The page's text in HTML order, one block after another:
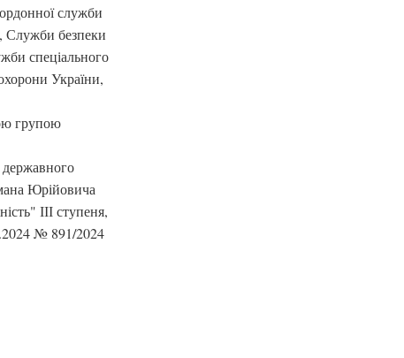
служби
Служби безпеки
спеціального
України,
групою
Юрійовича
ІІІ ступеня,
№ 891/2024